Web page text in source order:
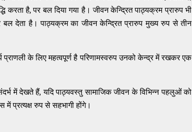
है, पर बल दिया गया है। जीवन केन्द्रित पाठ्यक्रम प्रारुप भी
देता है। पाठ्यक्रम का जीवन केन्द्रित प्रारुप मुख्य रुप से तीन
के लिए महत्वपूर्ण है परिणामस्वरुप उनको केन्द्र में रखकर एक
में देखते हैं, यदि पाठ्यवस्तु सामाजिक जीवन के विभिन्न पहलुओं को
में प्रत्यक्ष रुप से सहभागी होंगे।